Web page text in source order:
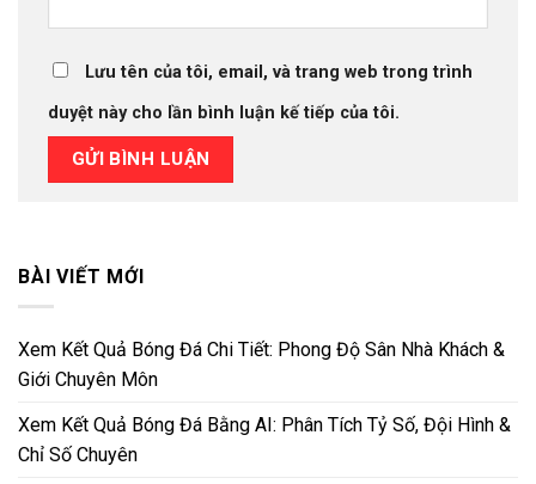
Lưu tên của tôi, email, và trang web trong trình
duyệt này cho lần bình luận kế tiếp của tôi.
BÀI VIẾT MỚI
Xem Kết Quả Bóng Đá Chi Tiết: Phong Độ Sân Nhà Khách &
Giới Chuyên Môn
Xem Kết Quả Bóng Đá Bằng AI: Phân Tích Tỷ Số, Đội Hình &
Chỉ Số Chuyên